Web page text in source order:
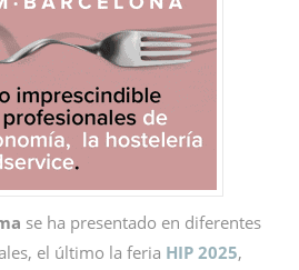
se ha presentado en diferentes
el último la feria HIP 2025,